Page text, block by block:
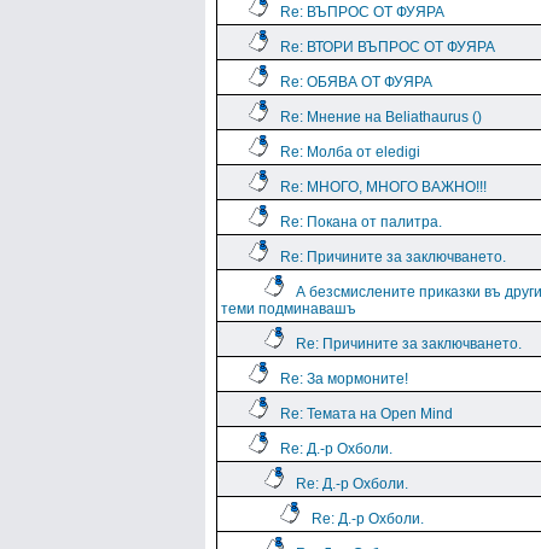
Re: ВЪПРОС ОТ ФУЯРА
Re: ВТОРИ ВЪПРОС ОТ ФУЯРА
Re: ОБЯВА ОТ ФУЯРА
Re: Мнение на Beliathaurus ()
Re: Молба от eledigi
Re: МНОГО, МНОГО ВАЖНО!!!
Re: Покана от палитра.
Re: Причините за заключването.
А безсмислените приказки въ други
теми подминавашъ
Re: Причините за заключването.
Re: За мормоните!
Re: Темата на Open Mind
Re: Д.-р Охболи.
Re: Д.-р Охболи.
Re: Д.-р Охболи.